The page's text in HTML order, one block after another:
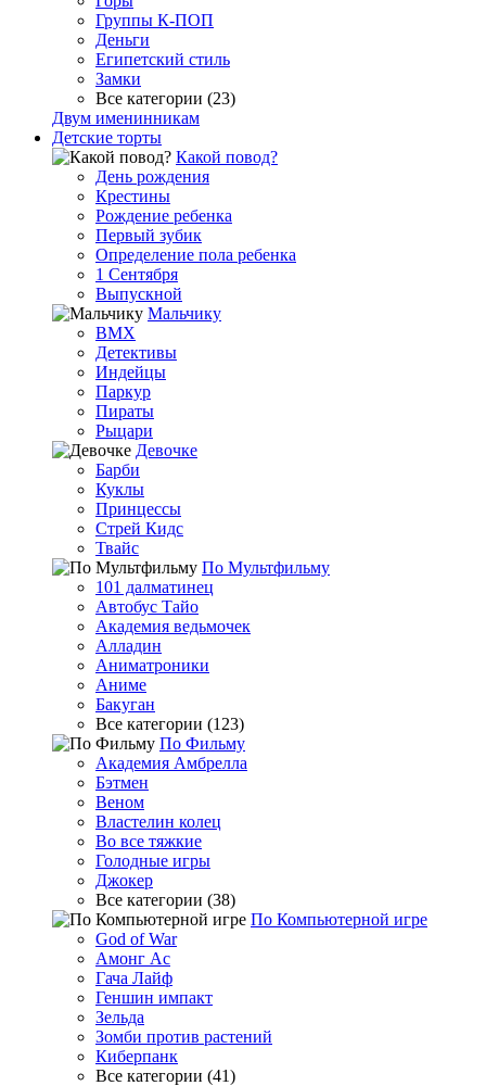
Группы К-ПОП
Деньги
Египетский стиль
Замки
Все категории (23)
Двум именинникам
Детские торты
Какой повод?
День рождения
Крестины
Рождение ребенка
Первый зубик
Определение пола ребенка
1 Сентября
Выпускной
Мальчику
BMX
Детективы
Индейцы
Паркур
Пираты
Рыцари
Девочке
Барби
Куклы
Принцессы
Стрей Кидс
Твайс
По Мультфильму
101 далматинец
Автобус Тайо
Академия ведьмочек
Алладин
Аниматроники
Аниме
Бакуган
Все категории (123)
По Фильму
Академия Амбрелла
Бэтмен
Веном
Властелин колец
Во все тяжкие
Голодные игры
Джокер
Все категории (38)
По Компьютерной игре
God of War
Амонг Ас
Гача Лайф
Геншин импакт
Зельда
Зомби против растений
Киберпанк
Все категории (41)